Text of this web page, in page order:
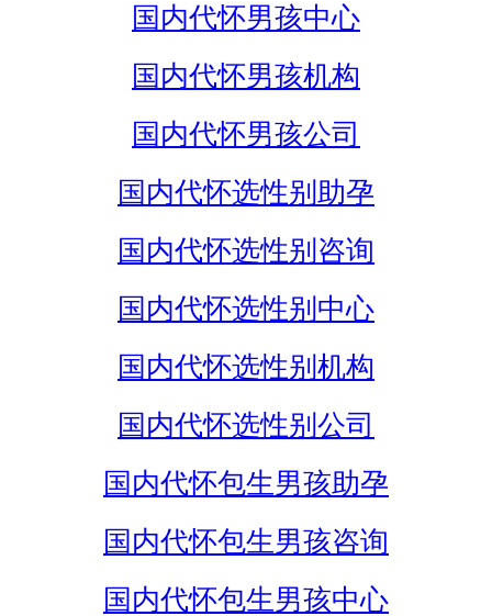
国内代怀男孩中心
国内代怀男孩机构
国内代怀男孩公司
国内代怀选性别助孕
国内代怀选性别咨询
国内代怀选性别中心
国内代怀选性别机构
国内代怀选性别公司
国内代怀包生男孩助孕
国内代怀包生男孩咨询
国内代怀包生男孩中心